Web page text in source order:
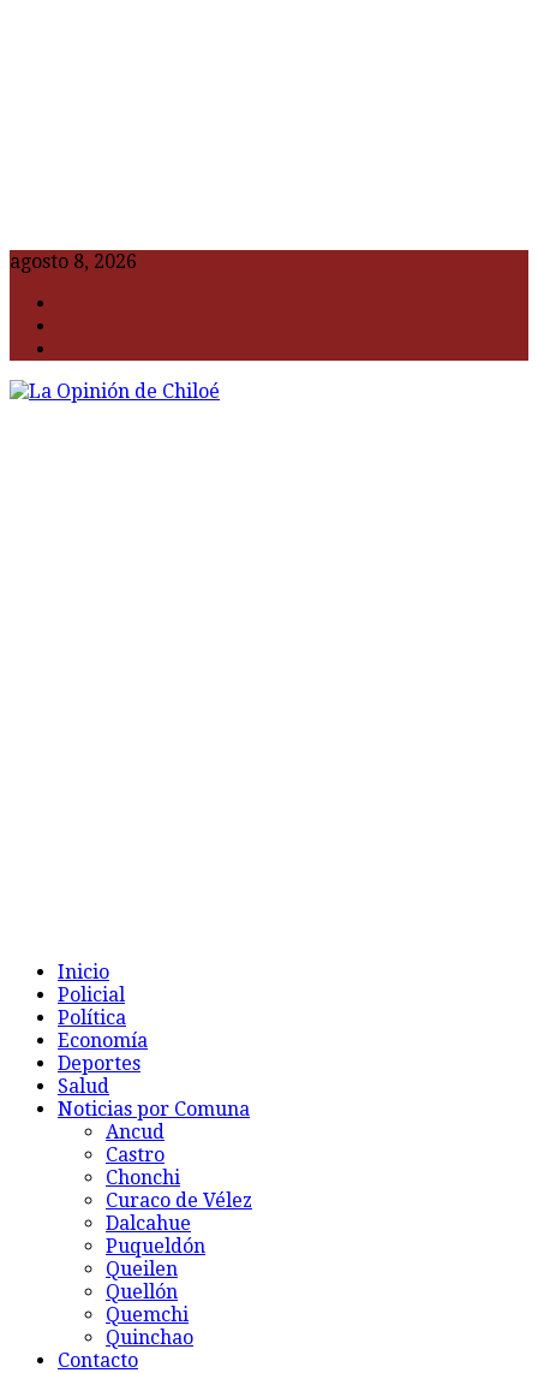
agosto 8, 2026
Inicio
Policial
Política
Economía
Deportes
Salud
Noticias por Comuna
Ancud
Castro
Chonchi
Curaco de Vélez
Dalcahue
Puqueldón
Queilen
Quellón
Quemchi
Quinchao
Contacto